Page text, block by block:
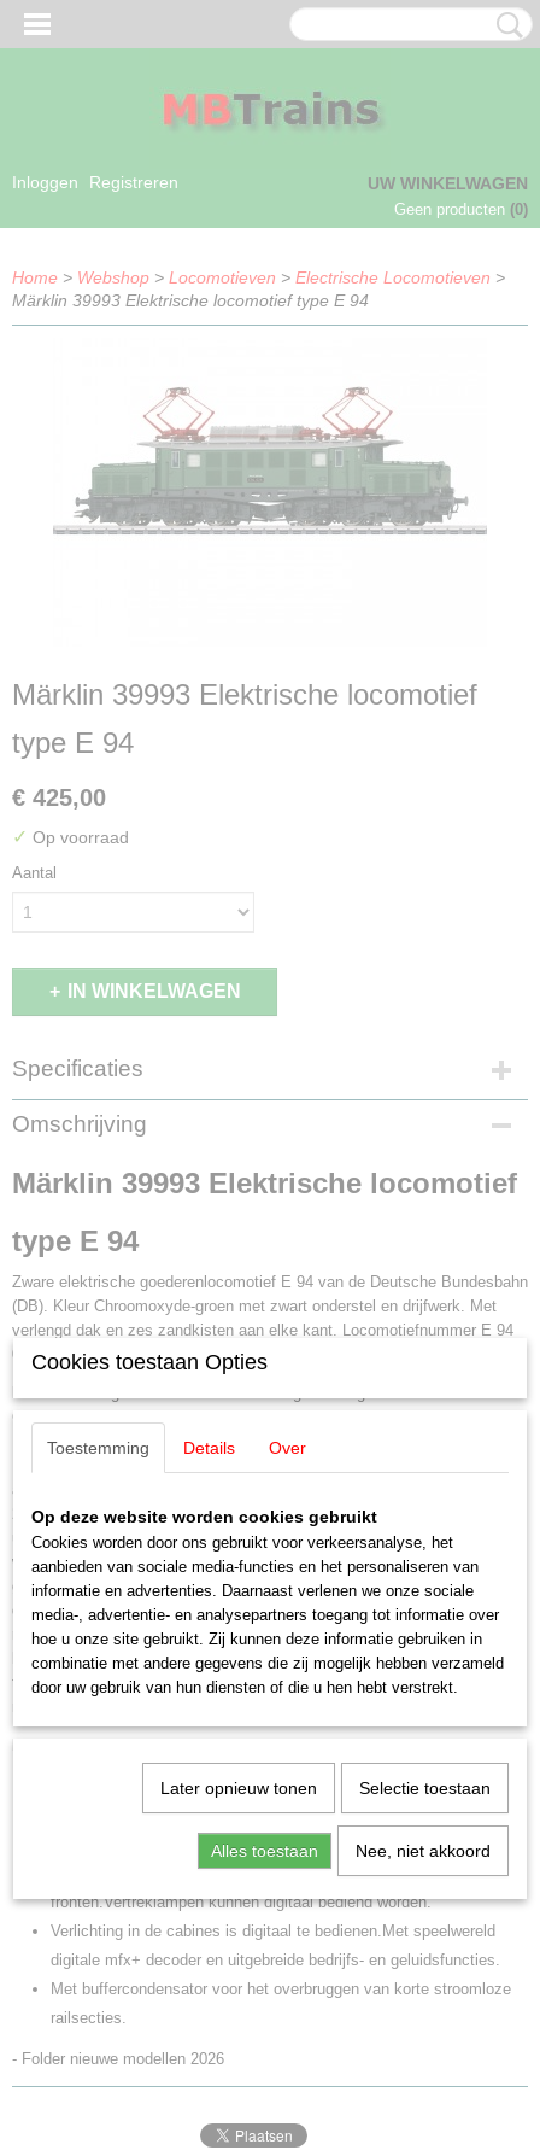
Inloggen Registreren UW WINKELWAGEN
Geen producten (0)
Home > Webshop > Locomotieven > Electrische Locomotieven >
Märklin 39993 Elektrische locomotief type E 94
Märklin 39993 Elektrische locomotief
type E 94
€ 425,00
✓ Op voorraad
Aantal
IN WINKELWAGEN
Specificaties
EAN code
4001883399935
39993
H0 (1:87)
Aansturing
Digitaal
Staat
Omschrijving
Märklin 39993 Elektrische locomotief
type E 94
Zware elektrische goederenlocomotief E 94 van de Deutsche Bundesbahn
(DB). Kleur Chroomoxyde-groen met zwart onderstel en drijfwerk. Met
verlengd dak en zes zandkisten aan elke kant. Locomotiefnummer E 94
026. Zoals in dienst omstreeks 1964.
Centraal ingebouwde geregelde hoogvermogens aandrijving met vliegwiel.
Per aandrijfstel worden twee assen aangedreven. Met antislip banden.
analoog in bedrijf en digitaal te bedienen. De frontseinen aan de loc zijden
2 en 1 zijn digital apart te bedienen. Als de frontseinen aan beide kanten
uitgeschakeld zijn kan het dubbele A-sein aan beide kanten ingeschakeld
worden. De verlichting in de machinistencabines kan digitaal apart
geschakeld worden. Als extra kan een vertreklamp, rijrichting afhankelijk,
digitaal bediend worden. Verlichting met onderhoudsvrije warm-witte en
rode lichtdiodes (LED). Met buffercondensator. Met los gemonteerde
handleiders. Met reliÃ«f interieur in de cabines en de machinekamer. Los
te monteren renslangen en imitatie schroefkoppelingen worden
Klassiek model van de Duitse Krokodil.
Bijzonder fijn gedetailleerd metalen model.
Met veel los gemonteerde detailonderdelen.
Met voorbeeldgetrouwe aanpassingen aan het dak en
fronten.Vertreklampen kunnen digitaal bediend worden.
Verlichting in de cabines is digitaal te bedienen.Met speelwereld
digitale mfx+ decoder en uitgebreide bedrijfs- en geluidsfuncties.
Met buffercondensator voor het overbruggen van korte stroomloze
railsecties.
- Folder nieuwe modellen 2026
Cookies toestaan Opties
Toestemming Details Over
Op deze website worden cookies gebruikt
Cookies worden door ons gebruikt voor verkeersanalyse, het
aanbieden van sociale media-functies en het personaliseren van
informatie en advertenties. Daarnaast verlenen we onze sociale
media-, advertentie- en analysepartners toegang tot informatie over
hoe u onze site gebruikt. Zij kunnen deze informatie gebruiken in
combinatie met andere gegevens die zij mogelijk hebben verzameld
door uw gebruik van hun diensten of die u hen hebt verstrekt.
Later opnieuw tonen Selectie toestaan
Alles toestaan Nee, niet akkoord